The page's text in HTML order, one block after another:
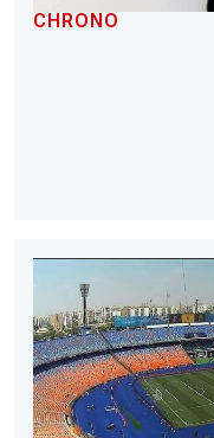
CHRONO